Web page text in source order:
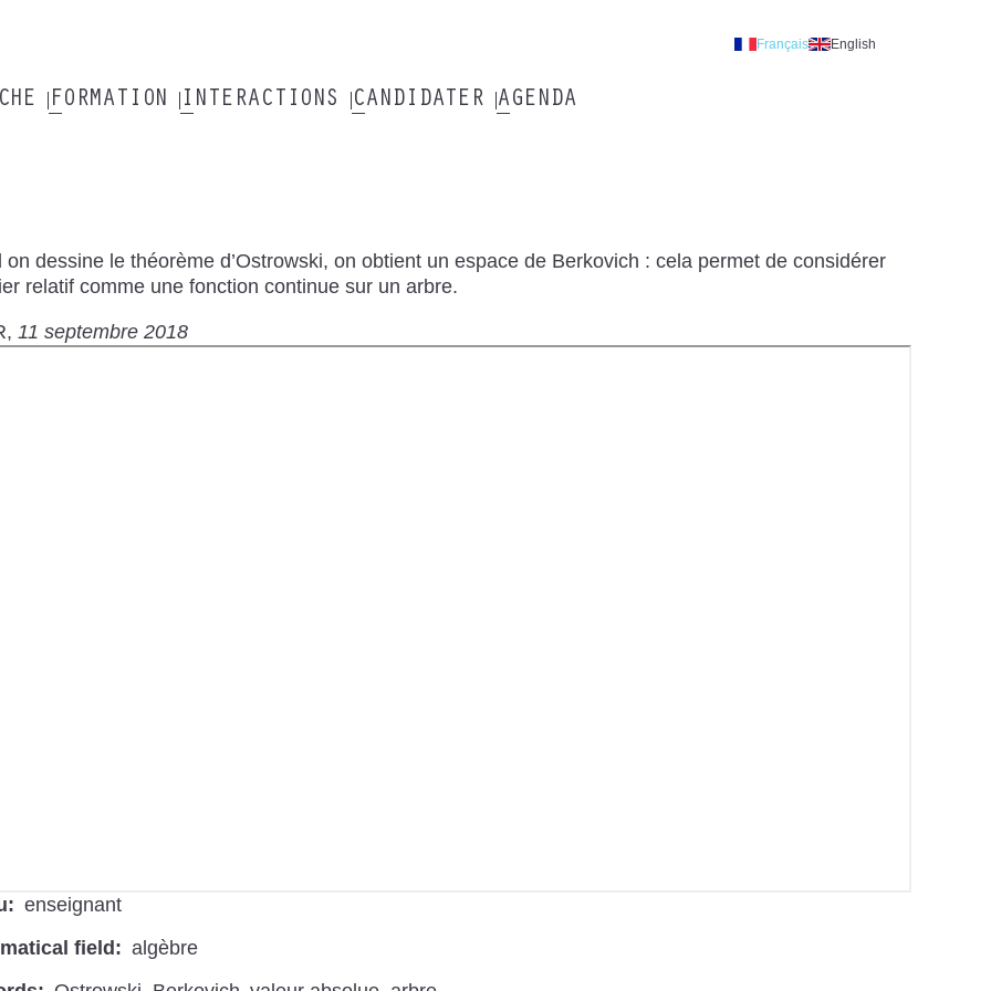
Français English
FORMATION INTERACTIONS CANDIDATER AGENDA
on dessine le théorème d’Ostrowski, on obtient un espace de Berkovich : cela permet de considérer
relatif comme une fonction continue sur un arbre.
11 septembre 2018
enseignant
field
algèbre